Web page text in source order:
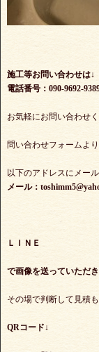
施工等お問い合わせは↓
電話番号：090-9692-
お気軽にお問い合わせく
問い合わせフォームよ
以下のアドレスにメー
メール：
ＬＩＮＥ
で画像を送っていただ
その場で判断して見積
QRコード↓